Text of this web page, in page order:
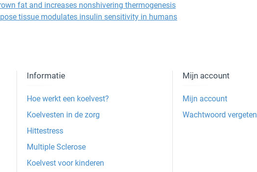
fat and increases nonshivering thermogenesis
tissue modulates insulin sensitivity in humans
Informatie
Hoe werkt een koelvest?
Koelvesten in de zorg
Hittestress
Multiple Sclerose
Koelvest voor kinderen
Mijn account
Mijn account
Wachtwoord vergeten